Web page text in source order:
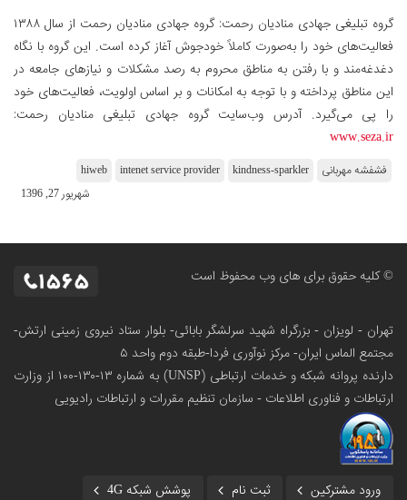
گروه تبلیغی جهادی منادیان رحمت: گروه جهادی منادیان رحمت از سال ۱۳۸۸
فعالیت‌های خود را به‌صورت کاملاً خودجوش آغاز کرده است. این گروه با نگاه
دغدغه‌مند و با رفتن به مناطق محروم به رصد مشکلات و نیاز‌های جامعه در
این مناطق پرداخته و با توجه به امکانات و بر اساس اولویت، فعالیت‌های خود
را پی می‌گیرد. آدرس وب‌سایت گروه جهادی تبلیغی منادیان رحمت:
www.seza.ir
فشفشه مهربانی kindness-sparkler
intenet service provider
hiweb
شهریور 27, 1396
© کلیه حقوق برای های وب محفوظ است
تهران - لویزان - بزرگراه شهید سرلشگر بابائی- بلوار ستاد نیروی زمینی ارتش-
مجتمع الماس ایران- مرکز نوآوری فردا-طبقه دوم واحد ۵
دارنده پروانه شبکه و خدمات ارتباطی (UNSP) به شماره ۱۳-۱۳۰-۱۰۰
از وزارت
ارتباطات و فناوری اطلاعات - سازمان تنظیم مقررات و ارتباطات رادیویی
ورود مشترکین ثبت نام پوشش شبکه 4G